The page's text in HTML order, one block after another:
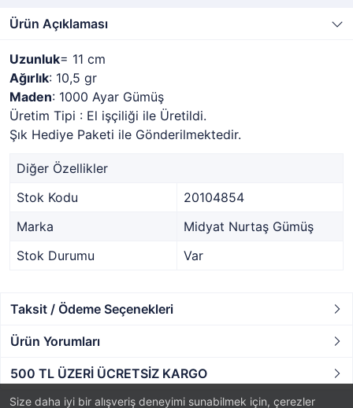
Size daha iyi bir alışveriş deneyimi sunabilmek için, çerezler
Ürün Açıklaması
Uzunluk= 11 cm
Ağırlık: 10,5 gr
Maden: 1000 Ayar Gümüş
Üretim Tipi : El işçiliği ile Üretildi.
Şık Hediye Paketi ile Gönderilmektedir.
Diğer Özellikler
Stok Kodu
20104854
Marka
Midyat Nurtaş Gümüş
Stok Durumu
Var
Taksit / Ödeme Seçenekleri
Ürün Yorumları
500 TL ÜZERİ ÜCRETSİZ KARGO